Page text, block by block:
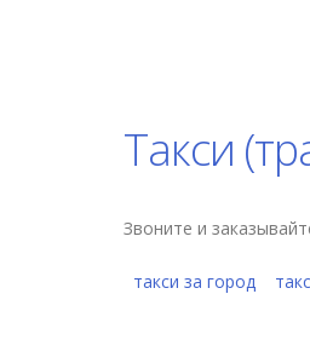
Такси
Звоните и
такси за город